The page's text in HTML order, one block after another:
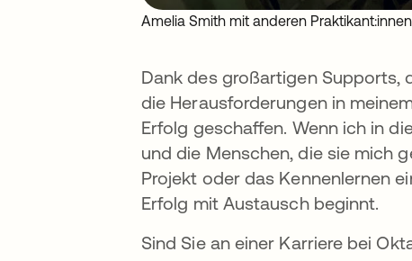
Amelia Smith mit anderen
Dank des großartigen Supports,
die Herausforderungen in
Erfolg geschaffen. Wenn ich in
und die Menschen, die sie mich
Projekt oder das Kennenlernen
Erfolg mit Austausch beginnt.
Sind Sie an einer Karriere bei